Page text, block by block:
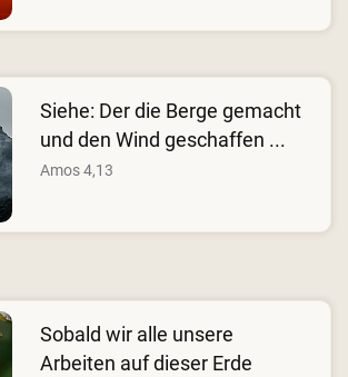
Siehe: Der die Berge gemacht
und den Wind geschaffen ...
Amos 4,13
Sobald wir alle unsere
Arbeiten auf dieser Erde